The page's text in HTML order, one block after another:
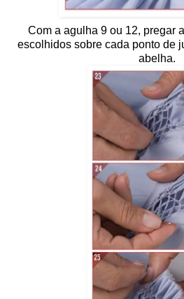
Com a agulha 9 ou 12, pregar
escolhidos sobre cada ponto de
abelha.